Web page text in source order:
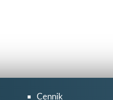
Cennik